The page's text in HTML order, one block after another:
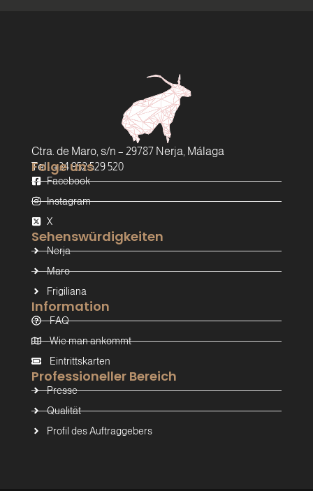
Ctra. de Maro, s/n – 29787 Nerja, Málaga
Tel.: +34 952 529 520
Professioneller Bereich
Presse
Qualität
Profil des Auftraggebers
Information
FAQ
Wie man ankommt
Eintrittskarten
Sehenswürdigkeiten
Nerja
Maro
Frigiliana
Folge uns
Facebook
Instagram
X